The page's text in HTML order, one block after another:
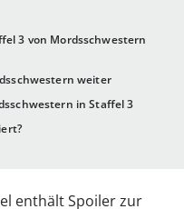
3 von Mordsschwestern
weiter
in Staffel 3
enthält Spoiler zur